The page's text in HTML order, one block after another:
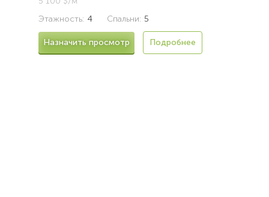
Этажность: 4 Спальни: 5
Назначить просмотр Подробнее